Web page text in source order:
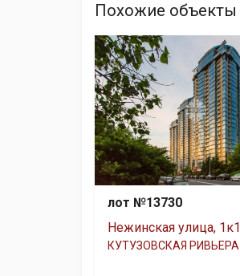
Похожие объекты
лот №13730
Нежинская улица, 1к1
КУТУЗОВСКАЯ РИВЬЕРА